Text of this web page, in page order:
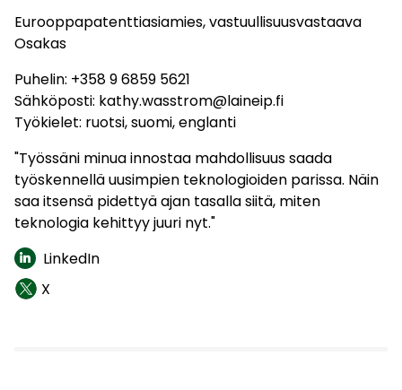
Eurooppapatenttiasiamies, vastuullisuusvastaava
Osakas
Puhelin: +358 9 6859 5621
Sähköposti: kathy.wasstrom@laineip.fi
Työkielet: ruotsi, suomi, englanti
"Työssäni minua innostaa mahdollisuus saada
työskennellä uusimpien teknologioiden parissa. Näin
saa itsensä pidettyä ajan tasalla siitä, miten
teknologia kehittyy juuri nyt."
LinkedIn
X